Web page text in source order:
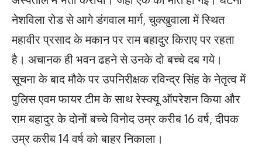
नेशविला रोड से आगे डंगवाल मार्ग, चुक्खुवाला में स्थित
महावीर प्रसाद के मकान पर राम बहादुर किराए पर रहता
है। अचानक ही भवन ढहने से उनके दो बच्चे दब गये।
सूचना के बाद मौके पर उपनिरीक्षक रविन्द्र सिंह के नेतृत्व में
पुलिस एवम फायर टीम के साथ रेस्क्यू ऑपरेशन किया और
राम बहादुर के दोनों बच्चे विनोद उम्र करीब 16 वर्ष, दीपक
उम्र करीब 14 वर्ष को बाहर निकाला।